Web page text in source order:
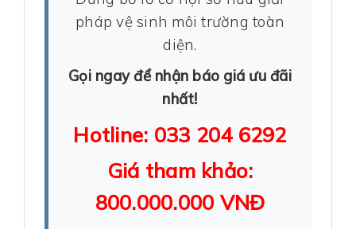
pháp vệ sinh môi trường toàn
diện.
Gọi ngay để nhận báo giá ưu đãi
nhất!
Hotline: 033 204 6292
Giá tham khảo:
800.000.000 VNĐ